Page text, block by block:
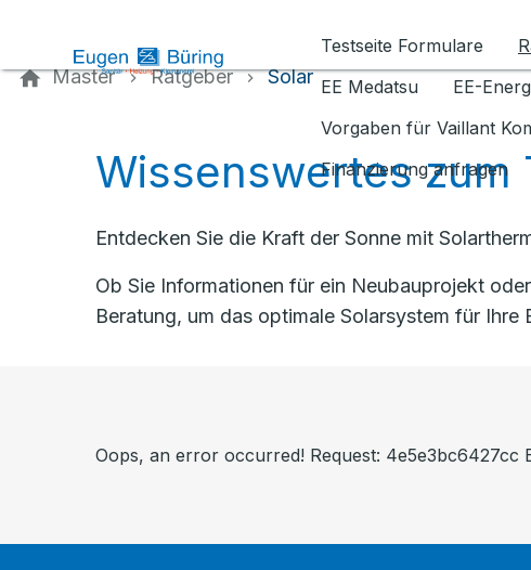
Testseite Formulare
EE Medatsu
EE-
Vorgaben für Vaillant
Finanzierung anfragen
Master Ratgeber Solar
Wissenswertes zum
Entdecken Sie die Kraft der Sonne mit
Ob Sie Informationen für ein Neubauprojekt
Beratung, um das optimale Solarsystem für
Oops, an error occurred! Request: 4e5e3bc6427cc